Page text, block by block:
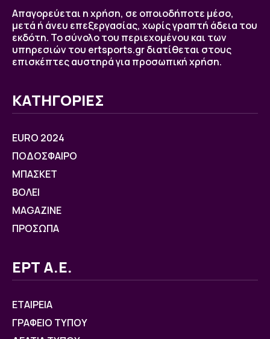
Απαγορεύεται η χρήση, σε οποιοδήποτε μέσο,
μετά ή άνευ επεξεργασίας, χωρίς γραπτή άδεια του
εκδότη. Το σύνολο του περιεχομένου και των
υπηρεσιών του ertsports.gr διατίθεται στους
επισκέπτες αυστηρά για προσωπική χρήση.
ΚΑΤΗΓΟΡΙΕΣ
EURO 2024
ΠΟΔΟΣΦΑΙΡΟ
ΜΠΑΣΚΕΤ
ΒOΛΕΙ
MAGAZINE
ΠΡΟΣΩΠΑ
ΕΡΤ Α.Ε.
ΕΤΑΙΡΕΙΑ
ΓΡΑΦΕΙΟ ΤΥΠΟΥ